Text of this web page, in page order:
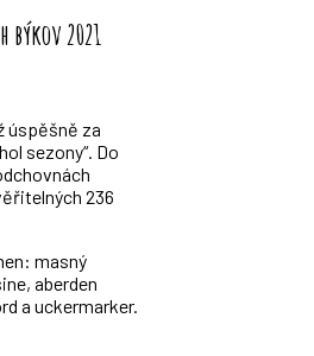
býkov 2021
úspěšně za
sezony“. Do
236
masný
aberden
a uckermarker.